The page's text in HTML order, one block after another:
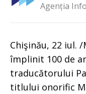
Agenția
Chişinău, 22 iul. /
împlinit 100 de
traducătorului
titlului onorific